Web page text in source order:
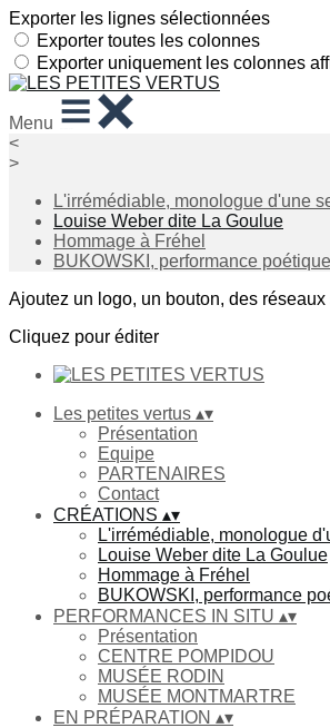
Exporter les lignes sélectionnées
Exporter toutes les colonnes
Exporter uniquement les colonnes
Menu
<
>
L'irrémédiable, monologue d'une
Louise Weber dite La Goulue
Hommage à Fréhel
BUKOWSKI, performance poétique
Ajoutez un logo, un bouton, des
Cliquez pour éditer
Les petites vertus ▴▾
Présentation
Equipe
PARTENAIRES
Contact
CRÉATIONS ▴▾
L'irrémédiable, monologue
Louise Weber dite La Goulue
Hommage à Fréhel
BUKOWSKI, performance
PERFORMANCES IN SITU ▴▾
Présentation
CENTRE POMPIDOU
MUSÉE RODIN
MUSÉE MONTMARTRE
EN PRÉPARATION ▴▾